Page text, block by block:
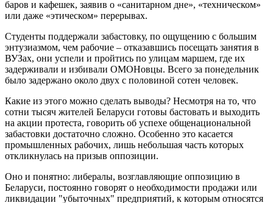
баров и кафешек, заявив о «санитарном дне», «техническом»
или даже «этическом» перерывах.
Студенты поддержали забастовку, по ощущению с большим
энтузиазмом, чем рабочие – отказавшись посещать занятия в
ВУЗах, они успели и пройтись по улицам маршем, где их
задерживали и избивали ОМОНовцы. Всего за понедельник
было задержано около двух с половиной сотен человек.
Какие из этого можно сделать выводы? Несмотря на то, что
сотни тысяч жителей Беларуси готовы бастовать и выходить
на акции протеста, говорить об успехе общенациональной
забастовки достаточно сложно. Особенно это касается
промышленных рабочих, лишь небольшая часть которых
откликнулась на призыв оппозиции.
Оно и понятно: либералы, возглавляющие оппозицию в
Беларуси, постоянно говорят о необходимости продажи или
ликвидации "убыточных" предприятий, к которым относятся